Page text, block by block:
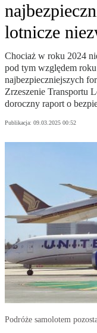
lotnicze
Chociaż w roku 2024
pod tym względem
najbezpieczniejszych
Zrzeszenie Transportu
doroczny raport o
Publikacja: 09.03.2025 00:52
Podróże samolotem